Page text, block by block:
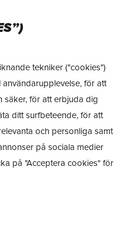
AIR
39
29/04/2022
tekniker ("cookies")
för att
säker, för att erbjuda dig
ditt surfbeteende, för att
och personliga samt
på sociala medier
på "Acceptera cookies" för